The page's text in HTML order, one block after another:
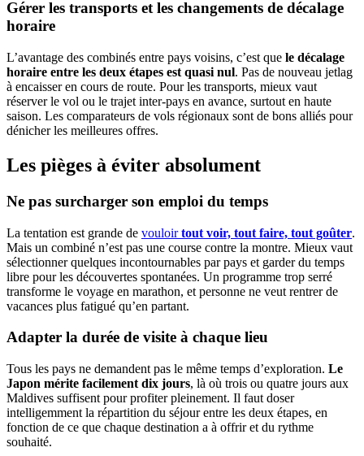
Gérer les transports et les changements de décalage
horaire
L’avantage des combinés entre pays voisins, c’est que le décalage
horaire entre les deux étapes est quasi nul. Pas de nouveau jetlag
à encaisser en cours de route. Pour les transports, mieux vaut
réserver le vol ou le trajet inter-pays en avance, surtout en haute
saison. Les comparateurs de vols régionaux sont de bons alliés pour
dénicher les meilleures offres.
Les pièges à éviter absolument
Ne pas surcharger son emploi du temps
La tentation est grande de vouloirtout voir, tout faire, tout goûter.
Mais un combiné n’est pas une course contre la montre. Mieux vaut
sélectionner quelques incontournables par pays et garder du temps
libre pour les découvertes spontanées. Un programme trop serré
transforme le voyage en marathon, et personne ne veut rentrer de
vacances plus fatigué qu’en partant.
Adapter la durée de visite à chaque lieu
Tous les pays ne demandent pas le même temps d’exploration. Le
Japon mérite facilement dix jours, là où trois ou quatre jours aux
Maldives suffisent pour profiter pleinement. Il faut doser
intelligemment la répartition du séjour entre les deux étapes, en
fonction de ce que chaque destination a à offrir et du rythme
souhaité.